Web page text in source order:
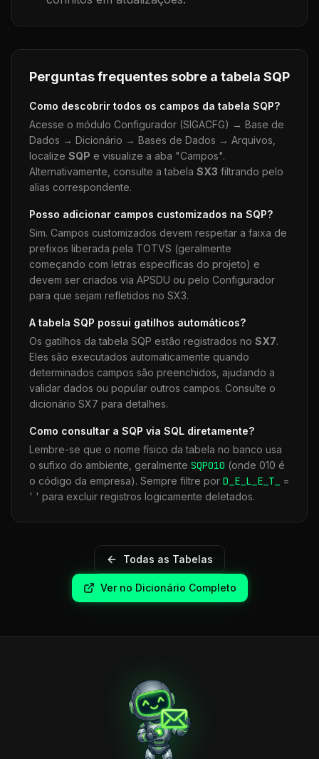
Perguntas frequentes sobre a tabela SQP
Como descobrir todos os campos da tabela SQP?
Acesse o módulo Configurador (SIGACFG) → Base de
Dados → Dicionário → Bases de Dados → Arquivos,
localize SQP e visualize a aba "Campos".
Alternativamente, consulte a tabela SX3 filtrando pelo
alias correspondente.
Posso adicionar campos customizados na SQP?
Sim. Campos customizados devem respeitar a faixa de
prefixos liberada pela TOTVS (geralmente
começando com letras específicas do projeto) e
devem ser criados via APSDU ou pelo Configurador
para que sejam refletidos no SX3.
A tabela SQP possui gatilhos automáticos?
Os gatilhos da tabela SQP estão registrados no SX7.
Eles são executados automaticamente quando
determinados campos são preenchidos, ajudando a
validar dados ou popular outros campos. Consulte o
dicionário SX7 para detalhes.
Como consultar a SQP via SQL diretamente?
Lembre-se que o nome físico da tabela no banco usa
o sufixo do ambiente, geralmente SQP010 (onde 010 é
o código da empresa). Sempre filtre por D_E_L_E_T_
=
' ' para excluir registros logicamente deletados.
Todas as Tabelas
Ver no Dicionário Completo